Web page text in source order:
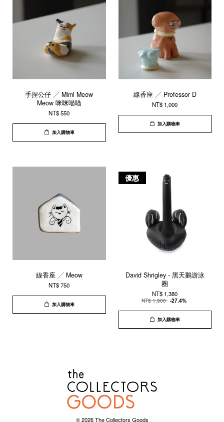
手捏公仔 ╱ Mimi Meow
Meow 咪咪喵喵
NT$ 550
加入購物車
線香座 ╱ Professor D
NT$ 1,000
加入購物車
線香座 ╱ Meow
NT$ 750
加入購物車
優惠
David Shrigley - 黑天鵝游泳
圈
NT$ 1,380
NT$ 1,900 -27.4%
加入購物車
© 2026 The Collectors Goods